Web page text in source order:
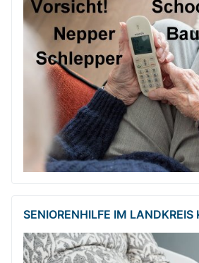
SENIORENHILFE IM LANDKREIS